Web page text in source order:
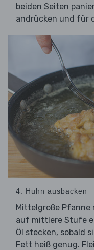
beiden Seiten
andrücken und für
4. Huhn ausbacken
Mittelgroße Pfanne
auf mittlere Stufe
Öl stecken, sobald
Fett heiß genug.